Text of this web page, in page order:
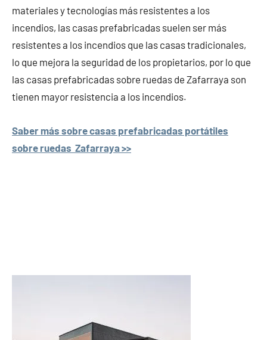
materiales y tecnologías más resistentes a los
incendios, las casas prefabricadas suelen ser más
resistentes a los incendios que las casas tradicionales,
lo que mejora la seguridad de los propietarios, por lo que
las casas prefabricadas sobre ruedas de Zafarraya son
tienen mayor resistencia a los incendios.
Saber más sobre casas prefabricadas portátiles
sobre ruedas Zafarraya >>